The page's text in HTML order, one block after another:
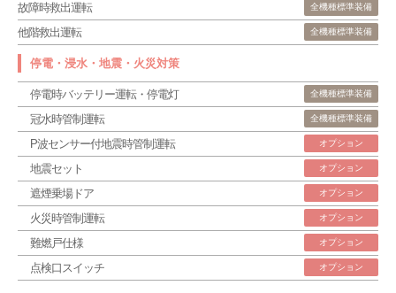
故障時救出運転 全機種標準装備
他階救出運転 全機種標準装備
停電・浸水・地震・火災対策
停電時バッテリー運転・停電灯 全機種標準装備
冠水時管制運転 全機種標準装備
P波センサー付地震時管制運転 オプション
地震セット オプション
遮煙乗場ドア オプション
火災時管制運転 オプション
難燃戸仕様 オプション
点検口スイッチ オプション